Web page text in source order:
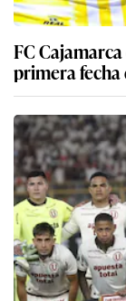
FC
primera fecha